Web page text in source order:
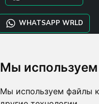
Мы используем
Мы используем файлы
WHATSAPP WRLD
SHOP B2B
DROPSHIPPING